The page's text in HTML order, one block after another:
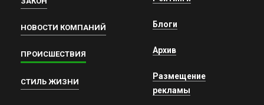
НОВОСТИ КОМПАНИЙ
ПРОИСШЕСТВИЯ
СТИЛЬ ЖИЗНИ
Блоги
Архив
Размещение
рекламы